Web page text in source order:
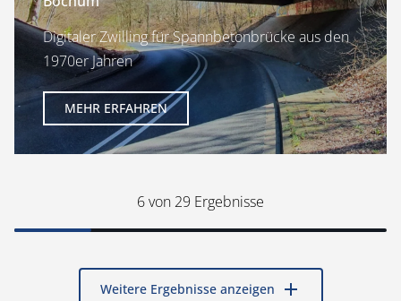
Digitaler Zwilling für Spannbetonbrücke aus den
1970er Jahren
MEHR ERFAHREN
6von 29 Ergebnisse
Weitere Ergebnisse anzeigen add